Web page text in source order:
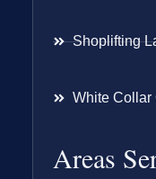
Shoplifting
White Collar
Areas